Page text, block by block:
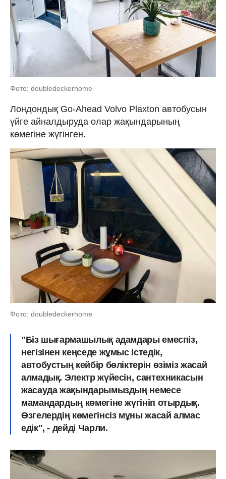
Фото: doubledeckerhome
Лондондық Go-Ahead Volvo Plaxton автобусын
үйге айналдыруда олар жақындарының
көмегіне жүгінген.
Фото: doubledeckerhome
"Біз шығармашылық адамдары емеспіз,
негізінен кеңседе жұмыс істедік,
автобустың кейбір бөліктерін өзіміз жасай
алмадық. Электр жүйесін, сантехникасын
жасауда жақындарымыздың немесе
мамандардың көмегіне жүгініп отырдық.
Өзгелердің көмегінсіз мұны жасай алмас
едік", - дейді Чарли.